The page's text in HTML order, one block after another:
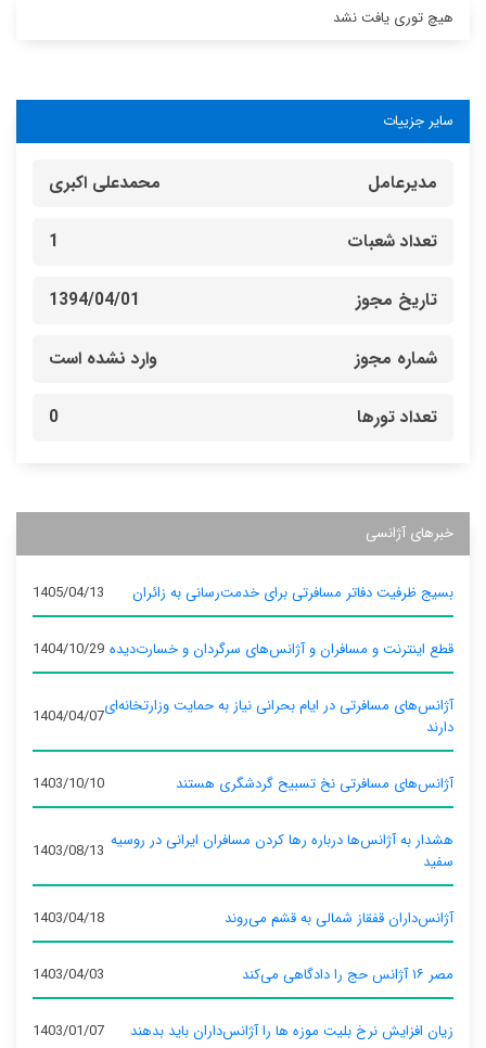
هیچ توری یافت نشد
سایر جزییات
مدیرعامل محمدعلی اکبری
تعداد شعبات 1
تاریخ مجوز 1394/04/01
شماره مجوز وارد نشده است
تعداد تورها 0
خبرهای آژانسی
بسیج ظرفیت دفاتر مسافرتی برای خدمت‌رسانی به زائران 1405/04/13
قطع اینترنت و مسافران و آژانس‌های سرگردان و خسارت‌دیده 1404/10/29
آژانس‌های مسافرتی در ایام بحرانی نیاز به حمایت وزارتخانه‌ای
دارند
1404/04/07
آژانس‌های مسافرتی نخ تسبیح گردشگری هستند 1403/10/10
هشدار به آژانس‌ها درباره رها کردن مسافران ایرانی در روسیه
سفید
1403/08/13
آژانس‌داران قفقاز شمالی به قشم می‌روند 1403/04/18
مصر ۱۶ آژانس حج را دادگاهی می‌کند 1403/04/03
زیان افزایش نرخ بلیت موزه ها را آژانس‌داران باید بدهند 1403/01/07